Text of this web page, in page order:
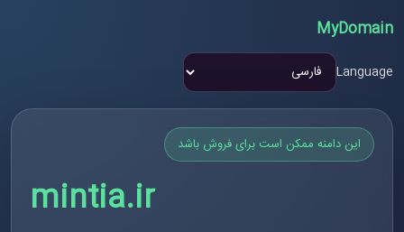
MyDomain
Language
این دامنه ممکن است برای فروش باشد
mintia.ir